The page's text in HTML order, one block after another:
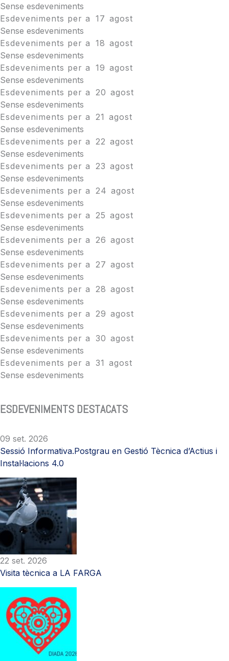
Sense esdeveniments
Esdeveniments per a 17 agost
Sense esdeveniments
Esdeveniments per a 18 agost
Sense esdeveniments
Esdeveniments per a 19 agost
Sense esdeveniments
Esdeveniments per a
20 agost
Sense esdeveniments
Esdeveniments per a
21 agost
Sense esdeveniments
Esdeveniments per a
22 agost
Sense esdeveniments
Esdeveniments per a
23 agost
Sense esdeveniments
Esdeveniments per a
24 agost
Sense esdeveniments
Esdeveniments per a
25 agost
Sense esdeveniments
Esdeveniments per a
26 agost
Sense esdeveniments
Esdeveniments per a
27 agost
Sense esdeveniments
Esdeveniments per a
28 agost
Sense esdeveniments
Esdeveniments per a
29 agost
Sense esdeveniments
Esdeveniments per a 30 agost
Sense esdeveniments
Esdeveniments per a 31 agost
Sense esdeveniments
ESDEVENIMENTS DESTACATS
09 set. 2026
Sessió Informativa.Postgrau en Gestió Tècnica d’Actius i
Instal·lacions 4.0
22 set. 2026
Visita tècnica a LA FARGA